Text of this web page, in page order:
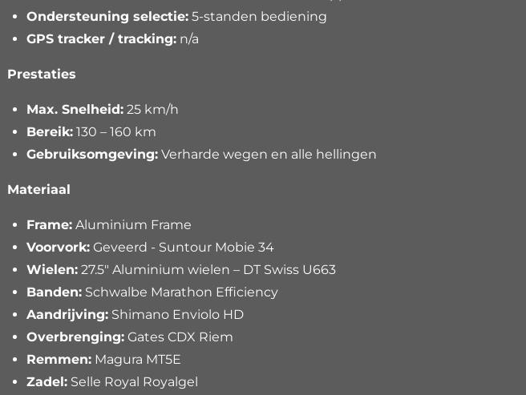
Ondersteuning selectie: 5-standen bediening
GPS tracker / tracking: n/a
Prestaties
Max. Snelheid: 25 km/h
Bereik: 130 – 160 km
Gebruiksomgeving: Verharde wegen en alle hellingen
Materiaal
Frame: Aluminium Frame
Voorvork: Geveerd - Suntour Mobie 34
Wielen: 27.5" Aluminium wielen – DT Swiss U663
Banden: Schwalbe Marathon Efficiency
Aandrijving: Shimano Enviolo HD
Overbrenging: Gates CDX Riem
Remmen: Magura MT5E
Zadel: Selle Royal Royalgel